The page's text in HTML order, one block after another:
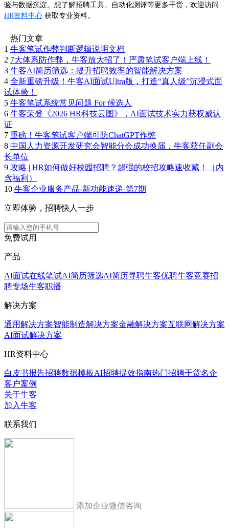
验与数据沉淀。想了解招聘工具、自动化测评等更多干货，欢迎访问
HR资料中心 获取专业资料。
热门文章
1 牛客笔试作弊判断逻辑说明文档
2 7大体系防作弊，牛客放大招了！严肃笔试客户端上线！
3 牛客AI简历筛选：提升招聘效率的智能解决方案
4 全新重磅升级！牛客AI面试Ultra版，打造“真人级”沉浸式面
试体验！
5 牛客笔试系统常见问题 For 候选人
6 牛客荣登《2026 HR科技云图》，AI面试技术实力获权威认
证
7 重磅！牛客笔试客户端可防ChatGPT作弊
8 中国人力资源开发研究会智能分会成功换届，牛客获任副会
长单位
9 攻略 | HR如何做好校园招聘？超强的校招攻略速收藏！（内
含福利）
10 牛客企业服务产品-新功能速递-第7期
立即体验，招聘快人一步
免费试用
产品
AI面试在线笔试AI简历筛选AI简历寻聘牛客优聘牛客竞赛招
聘专场牛客职播
解决方案
通用解决方案智能制造解决方案金融解决方案互联网解决方案
AI面试解决方案
HR资料中心
白皮书报告招聘数据模板AI招聘提效指南热门招聘干货名企
客户案例
关于牛客
加入牛客
联系我们
添加企业微信咨询